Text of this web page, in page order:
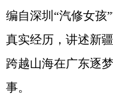
编自深圳“汽修女孩
真实经历，讲述新
跨越山海在广东逐
事。